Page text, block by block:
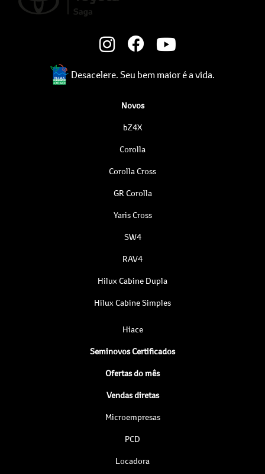
Desacelere. Seu bem maior é a vida.
Novos
bZ4X
Corolla
Corolla Cross
GR Corolla
Yaris Cross
SW4
RAV4
Hilux Cabine Dupla
Hilux Cabine Simples
Hiace
Seminovos Certificados
Ofertas do mês
Vendas diretas
Microempresas
PCD
Locadora